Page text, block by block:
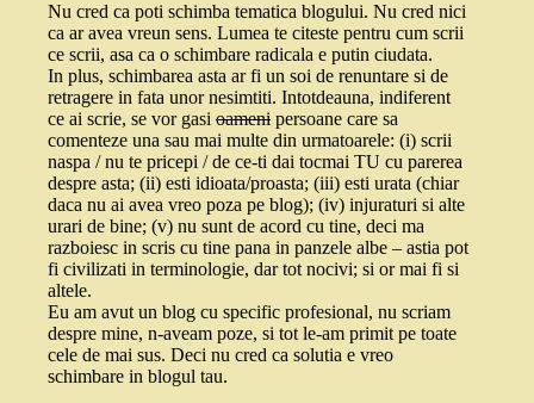
Nu cred ca poti schimba tematica blogului. Nu cred nici
ca ar avea vreun sens. Lumea te citeste pentru cum scrii
ce scrii, asa ca o schimbare radicala e putin ciudata.
In plus, schimbarea asta ar fi un soi de renuntare si de
retragere in fata unor nesimtiti. Intotdeauna, indiferent
ce ai scrie, se vor gasi oameni persoane care sa
comenteze una sau mai multe din urmatoarele: (i) scrii
naspa / nu te pricepi / de ce-ti dai tocmai TU cu parerea
despre asta; (ii) esti idioata/proasta; (iii) esti urata (chiar
daca nu ai avea vreo poza pe blog); (iv) injuraturi si alte
urari de bine; (v) nu sunt de acord cu tine, deci ma
razboiesc in scris cu tine pana in panzele albe – astia pot
fi civilizati in terminologie, dar tot nocivi; si or mai fi si
altele.
Eu am avut un blog cu specific profesional, nu scriam
despre mine, n-aveam poze, si tot le-am primit pe toate
cele de mai sus. Deci nu cred ca solutia e vreo
schimbare in blogul tau.